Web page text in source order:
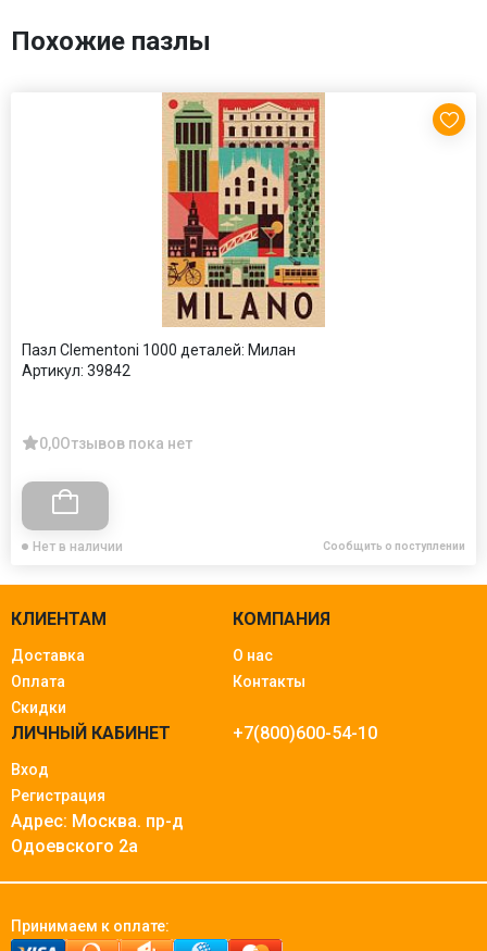
Похожие пазлы
Пазл Clementoni 1000 деталей: Милан
Артикул: 39842
0,0Отзывов пока нет
Нет в наличии Сообщить о поступлении
КЛИЕНТАМ
Доставка
Оплата
Скидки
КОМПАНИЯ
О нас
Контакты
ЛИЧНЫЙ КАБИНЕТ
Вход
Регистрация
+7(800)600-54-10
Адрес: Москва. пр-д
Одоевского 2а
Принимаем к оплате: